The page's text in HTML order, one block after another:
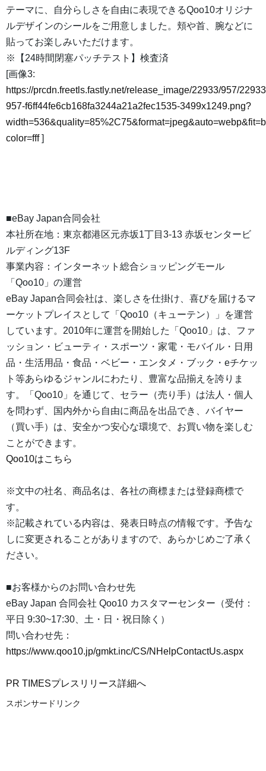
テーマに、自分らしさを自由に表現できるQoo10オリジナ
ルデザインのシールをご用意しました。頬や首、腕などに
貼ってお楽しみいただけます。
※【24時間閉塞パッチテスト】検査済
[画像3:
https://prcdn.freetls.fastly.net/release_image/22933/957/
957-f6ff44fe6cb168fa3244a21a2fec1535-3499x1249.png?
color=fff]
■eBay Japan合同会社
本社所在地：東京都港区元赤坂1丁目3-13 赤坂センタービ
ルディング13F
事業内容：インターネット総合ショッピングモール
「Qoo10」の運営
eBay Japan合同会社は、楽しさを仕掛け、喜びを届けるマ
ーケットプレイスとして「Qoo10（キューテン）」を運営
しています。2010年に運営を開始した「Qoo10」は、ファ
ッション・ビューティ・スポーツ・家電・モバイル・日用
品・生活用品・食品・ベビー・エンタメ・ブック・eチケッ
ト等あらゆるジャンルにわたり、豊富な品揃えを誇りま
す。「Qoo10」を通じて、セラー（売り手）は法人・個人
を問わず、国内外から自由に商品を出品でき、バイヤー
（買い手）は、安全かつ安心な環境で、お買い物を楽しむ
ことができます。
Qoo10はこちら
※文中の社名、商品名は、各社の商標または登録商標で
す。
※記載されている内容は、発表日時点の情報です。予告な
しに変更されることがありますので、あらかじめご了承く
ださい。
■お客様からのお問い合わせ先
eBay Japan 合同会社 Qoo10 カスタマーセンター（受付：
平日 9:30~17:30、土・日・祝日除く）
問い合わせ先：
https://www.qoo10.jp/gmkt.inc/CS/NHelpContactUs.aspx
PR TIMESプレスリリース詳細へ
スポンサードリンク